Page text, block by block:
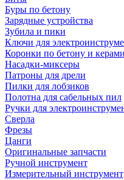
Буры по бетону
Зарядные устройства
Зубила и пики
Ключи для
Коронки по бетону и
Насадки-миксеры
Патроны для дрели
Пилки для лобзиков
Полотна для сабельных пил
Ручки для
Сверла
Фрезы
Цанги
Оригинальные запчасти
Ручной инструмент
Измерительный инструмент